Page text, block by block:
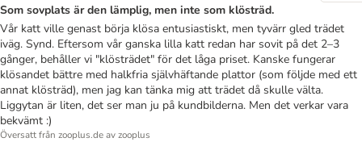
Som sovplats är den lämplig, men inte som klösträd.
Vår katt ville genast börja klösa entusiastiskt, men tyvärr gled trädet
iväg. Synd. Eftersom vår ganska lilla katt redan har sovit på det 2–3
gånger, behåller vi "klösträdet" för det låga priset. Kanske fungerar
klösandet bättre med halkfria självhäftande plattor (som följde med ett
annat klösträd), men jag kan tänka mig att trädet då skulle välta.
Liggytan är liten, det ser man ju på kundbilderna. Men det verkar vara
bekvämt :)
Översatt från zooplus.de av zooplus